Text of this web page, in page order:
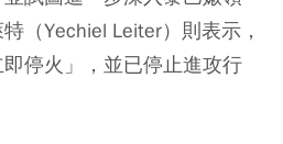
（Yechiel Leiter）則表示，
停火」，並已停止進攻行